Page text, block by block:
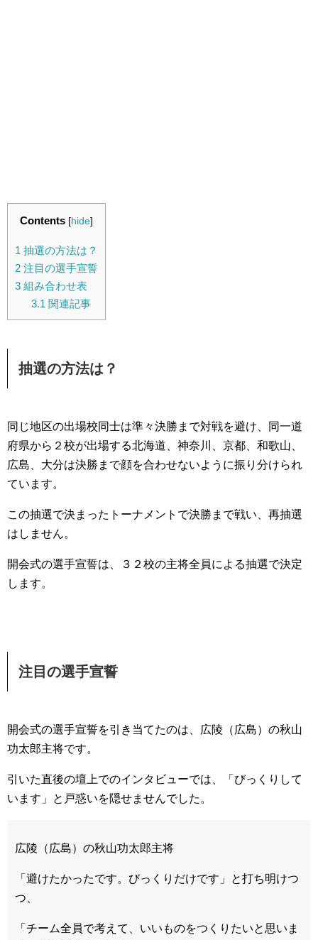
Contents [hide]
1 抽選の方法は？
2 注目の選手宣誓
3 組み合わせ表
3.1 関連記事
抽選の方法は？
同じ地区の出場校同士は準々決勝まで対戦を避け、同一道
府県から２校が出場する北海道、神奈川、京都、和歌山、
広島、大分は決勝まで顔を合わせないように振り分けられ
ています。
この抽選で決まったトーナメントで決勝まで戦い、再抽選
はしません。
開会式の選手宣誓は、３２校の主将全員による抽選で決定
します。
注目の選手宣誓
開会式の選手宣誓を引き当てたのは、広陵（広島）の秋山
功太郎主将です。
引いた直後の壇上でのインタビューでは、「びっくりして
います」と戸惑いを隠せませんでした。
広陵（広島）の秋山功太郎主将
「避けたかったです。びっくりだけです」と打ち明けつ
つ、
「チーム全員で考えて、いいものをつくりたいと思いま